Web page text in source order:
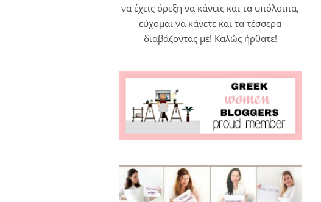
να έχεις όρεξη να κάνεις και τα υπόλοιπα,
εύχομαι να κάνετε και τα τέσσερα
διαβάζοντας με! Καλώς ήρθατε!